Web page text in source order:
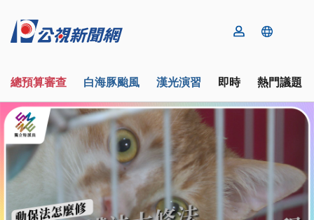
總預算審查 白海豚颱風 漢光演習 即時 熱門議題